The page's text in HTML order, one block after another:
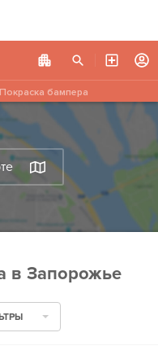
Покраска бампера
в Запорожье